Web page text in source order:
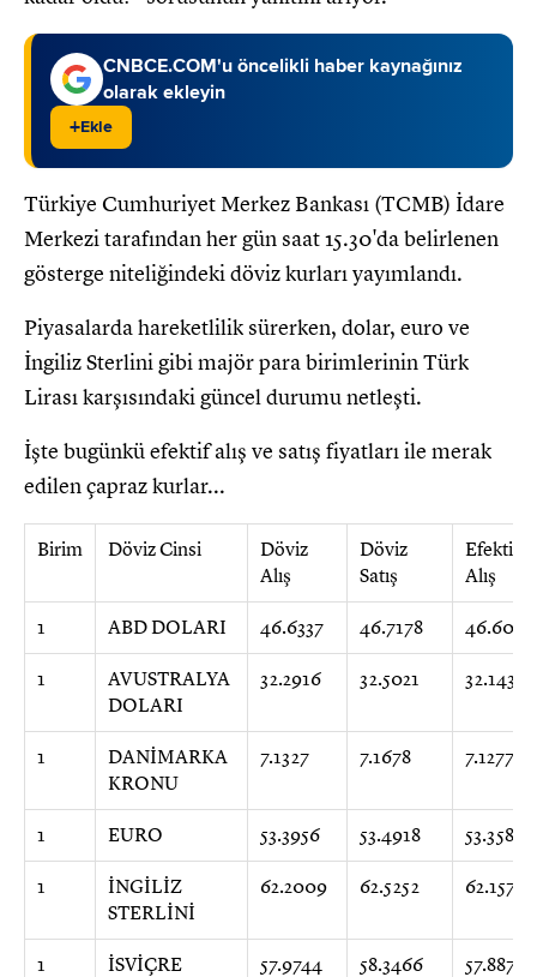
CNBCE.COM'u öncelikli haber kaynağınız
olarak ekleyin
+Ekle
Türkiye Cumhuriyet Merkez Bankası (TCMB) İdare
Merkezi tarafından her gün saat 15.30'da belirlenen
gösterge niteliğindeki döviz kurları yayımlandı.
Piyasalarda hareketlilik sürerken, dolar, euro ve
İngiliz Sterlini gibi majör para birimlerinin Türk
Lirası karşısındaki güncel durumu netleşti.
İşte bugünkü efektif alış ve satış fiyatları ile merak
edilen çapraz kurlar...
Birim Döviz Cinsi
Döviz
Alış
Döviz
Satış
Efektif
Alış
1 ABD DOLARI 46.6337 46.7178 46.6011
1
AVUSTRALYA
DOLARI
32.2916 32.5021 32.1430
1
DANİMARKA
KRONU
7.1327 7.1678 7.1277
1 EURO 53.3956 53.4918 53.3583
1
İNGİLİZ
STERLİNİ
62.2009 62.5252 62.1574
1
İSVİÇRE
57.9744 58.3466 57.8874